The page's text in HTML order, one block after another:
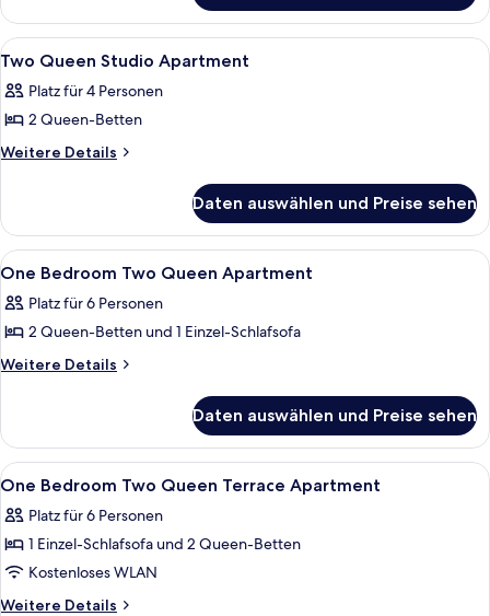
1
Schlafzimmer
Alle
Fotos
für
Two
Queen
anzeigen
Ein modernes Hotelzimmer mit zwei
3
Two Queen Studio Apartment
Platz für 4 Personen
2 Queen-Betten
Weitere Details
Weitere
Queen
Studio
Apartment
Daten auswählen und Preise sehen
Alle
Fotos
für
One
Bedroom
Apartment
anzeigen
Ein Hotelzimmer mit einem Bett,
4
One Bedroom Two Queen Apartment
Platz für 6 Personen
2 Queen-Betten und 1 Einzel-Schlafsofa
Weitere Details
Weitere
Bedroom
Two
Queen
Daten auswählen und Preise sehen
Alle
Fotos
für
One
Bedroom
Two
Ein Hotelzimmer mit zwei Betten,
7
One Bedroom Two Queen Terrace Apartment
Platz für 6 Personen
1 Einzel-Schlafsofa und 2 Queen-Betten
Kostenloses WLAN
Weitere Details
Weitere